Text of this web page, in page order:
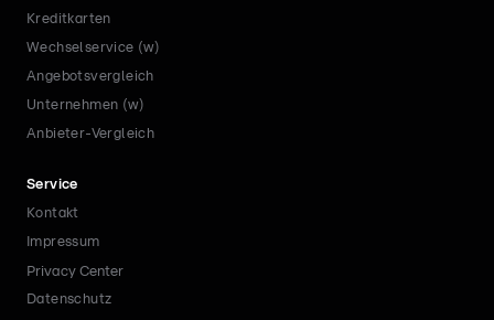
Kreditkarten
Wechselservice (w)
Angebotsvergleich
Unternehmen (w)
Anbieter-Vergleich
Service
Kontakt
Impressum
Privacy Center
Datenschutz